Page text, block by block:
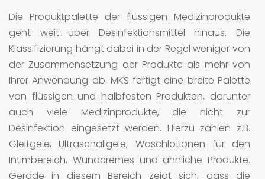
Die Produktpalette der flüssigen Medizinprodukte
geht weit über Desinfektionsmittel hinaus. Die
Klassifizierung hängt dabei in der Regel weniger von
der Zusammensetzung der Produkte als mehr von
ihrer Anwendung ab. MKS fertigt eine breite Palette
von flüssigen und halbfesten Produkten, darunter
auch viele Medizinprodukte, die nicht zur
Desinfektion eingesetzt werden. Hierzu zählen z.B.
Gleitgele, Ultraschallgele, Waschlotionen für den
Intimbereich, Wundcremes und ähnliche Produkte.
Gerade in diesem Bereich zeigt sich, dass die